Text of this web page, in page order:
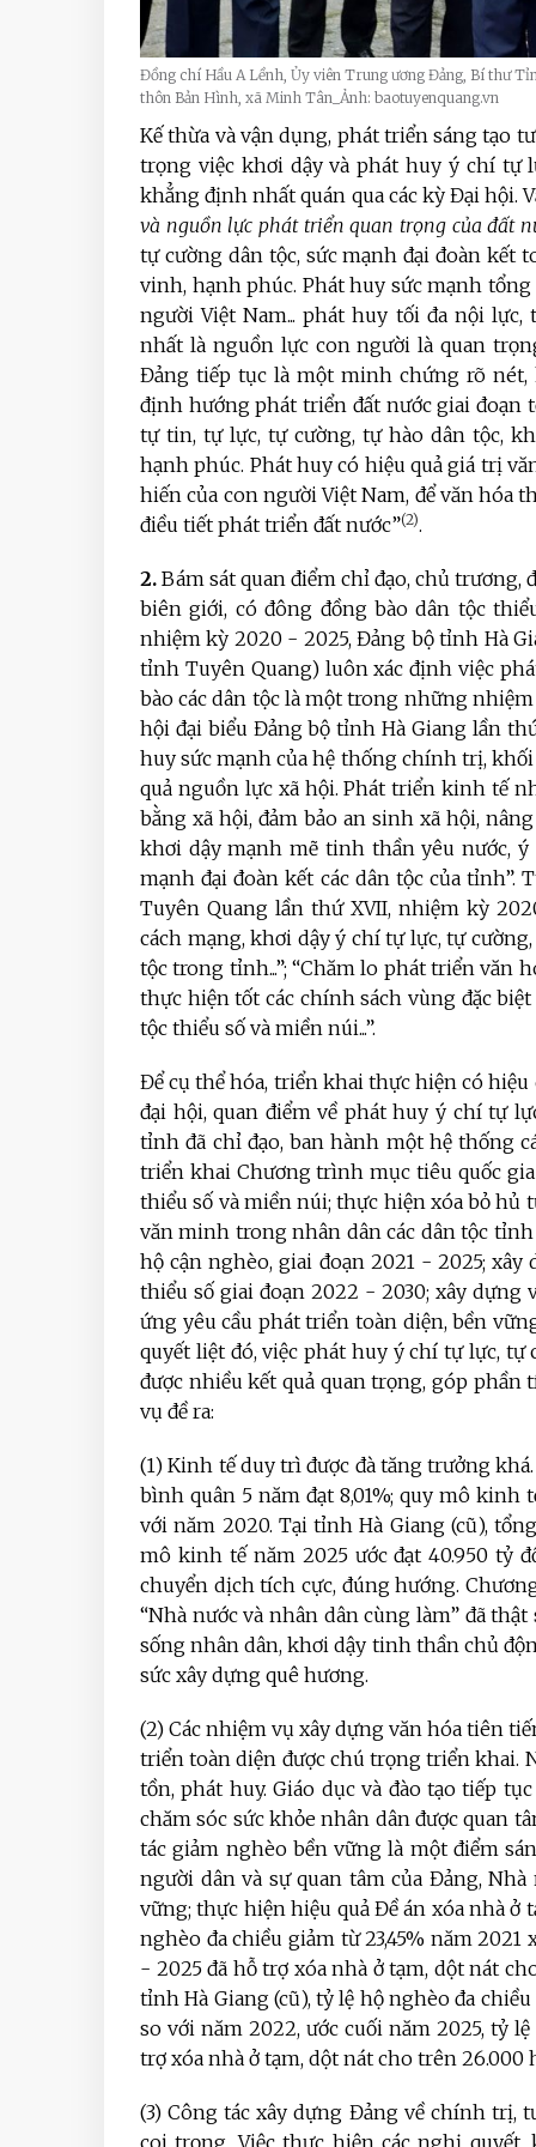
Đồng chí Hầu A Lềnh, Ủy viên Trung ương Đảng, Bí thư
thôn Bản Hình, xã Minh Tân_Ảnh: baotuyenquang.vn
Kế thừa và vận dụng, phát triển sáng tạo
trọng việc khơi dậy và phát huy ý chí tự
khẳng định nhất quán qua các kỳ Đại hội.
và nguồn lực phát triển quan trọng của đất
tự cường dân tộc, sức mạnh đại đoàn kết
vinh, hạnh phúc. Phát huy sức mạnh
người Việt Nam... phát huy tối đa nội
nhất là nguồn lực con người là quan
Đảng tiếp tục là một minh chứng rõ
định hướng phát triển đất nước giai đoạn
tự tin, tự lực, tự cường, tự hào dân tộc,
hạnh phúc. Phát huy có hiệu quả giá trị
hiến của con người Việt Nam, để văn hóa
điều tiết phát triển đất nước”(2).
2. Bám sát quan điểm chỉ đạo, chủ
biên giới, có đông đồng bào dân tộc
nhiệm kỳ 2020 - 2025, Đảng bộ tỉnh Hà
tỉnh Tuyên Quang) luôn xác định việc
bào các dân tộc là một trong những
hội đại biểu Đảng bộ tỉnh Hà Giang lần
huy sức mạnh của hệ thống chính trị, khối
quả nguồn lực xã hội. Phát triển kinh tế
bằng xã hội, đảm bảo an sinh xã hội,
khơi dậy mạnh mẽ tinh thần yêu nước,
mạnh đại đoàn kết các dân tộc của
Tuyên Quang lần thứ XVII, nhiệm kỳ
cách mạng, khơi dậy ý chí tự lực, tự
tộc trong tỉnh...”; “Chăm lo phát triển văn
thực hiện tốt các chính sách vùng đặc
tộc thiểu số và miền núi...”.
Để cụ thể hóa, triển khai thực hiện có
đại hội, quan điểm về phát huy ý chí tự
tỉnh đã chỉ đạo, ban hành một hệ thống
triển khai Chương trình mục tiêu quốc
thiểu số và miền núi;thực hiện xóa bỏ hủ
văn minh trong nhân dân các dân tộc tỉnh
hộ cận nghèo, giai đoạn 2021 - 2025;
thiểu số giai đoạn 2022 - 2030; xây dựng
ứng yêu cầu phát triển toàn diện, bền
quyết liệt đó, việc phát huy ý chí tự lực, tự
được nhiều kết quả quan trọng, góp
vụ đề ra:
(1) Kinh tế duy trì được đà tăng trưởng
bình quân 5 năm đạt 8,01%; quy mô kinh
với năm 2020. Tại tỉnh Hà Giang (cũ),
mô kinh tế năm 2025 ước đạt 40.950 tỷ
chuyển dịch tích cực, đúng hướng.
“Nhà nước và nhân dân cùng làm” đã
sống nhân dân, khơi dậy tinh thần chủ
sức xây dựng quê hương.
(2) Các nhiệm vụ xây dựng văn hóa tiên
triển toàn diện được chú trọng triển khai.
tồn, phát huy. Giáo dục và đào tạo tiếp
chăm sóc sức khỏe nhân dân được quan
tác giảm nghèo bền vững là một điểm
người dân và sự quan tâm của Đảng,
vững; thực hiện hiệu quả Đề án xóa nhà ở
nghèo đa chiều giảm từ 23,45% năm
- 2025 đã hỗ trợ xóa nhà ở tạm, dột nát
tỉnh Hà Giang (cũ), tỷ lệ hộ nghèo đa
so với năm 2022, ước cuối năm 2025, tỷ
trợ xóa nhà ở tạm, dột nát cho trên 26.000
(3) Công tác xây dựng Đảng về chính trị,